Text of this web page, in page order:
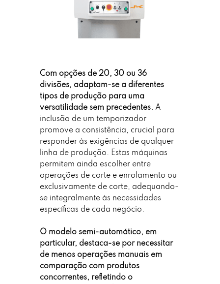
Com opções de 20, 30 ou 36
divisões, adaptam-se a diferentes
tipos de produção para uma
versatilidade sem precedentes. A
inclusão de um temporizador
promove a consistência, crucial para
responder às exigências de qualquer
linha de produção. Estas máquinas
permitem ainda escolher entre
operações de corte e enrolamento ou
exclusivamente de corte, adequando-
se integralmente às necessidades
específicas de cada negócio.
O modelo semi-automático, em
particular, destaca-se por necessitar
de menos operações manuais em
comparação com produtos
concorrentes, refletindo o